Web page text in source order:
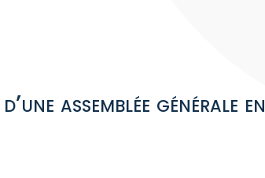
assemblée générale en